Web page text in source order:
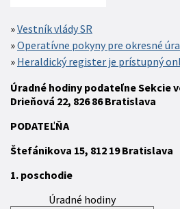
Vestník vlády SR
Operatívne pokyny pre okresné
Heraldický register je prístupný
Úradné hodiny podateľne Sekcie
Drieňová 22, 826 86 Bratislava
PODATEĽŇA
Štefánikova 15, 812 19Bratislava
1. poschodie
Úradné hodiny